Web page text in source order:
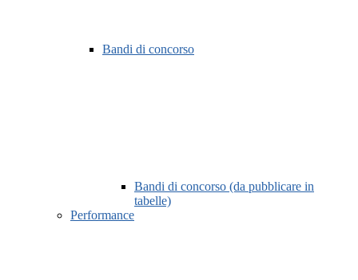
Bandi di concorso
Bandi di concorso (da pubblicare in
tabelle)
Performance